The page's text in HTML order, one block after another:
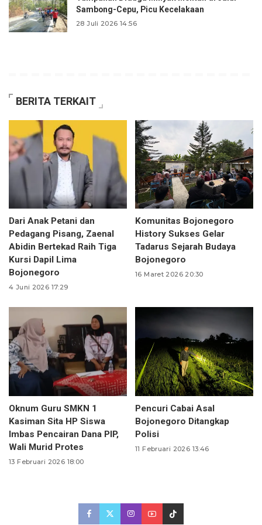
Sambong-Cepu, Picu Kecelakaan
28 Juli 2026 14:56
BERITA TERKAIT
Dari Anak Petani dan
Pedagang Pisang, Zaenal
Abidin Bertekad Raih Tiga
Kursi Dapil Lima
Bojonegoro
4 Juni 2026 17:29
Komunitas Bojonegoro
History Sukses Gelar
Tadarus Sejarah Budaya
Bojonegoro
16 Maret 2026 20:30
Oknum Guru SMKN 1
Kasiman Sita HP Siswa
Imbas Pencairan Dana PIP,
Wali Murid Protes
13 Februari 2026 18:00
Pencuri Cabai Asal
Bojonegoro Ditangkap
Polisi
11 Februari 2026 13:46